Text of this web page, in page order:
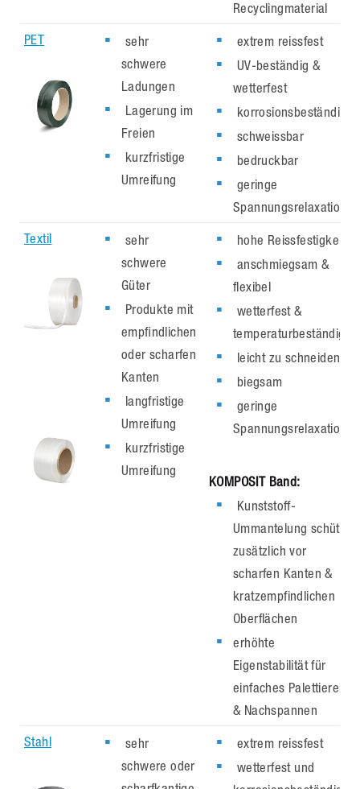
Recyclingmaterial
PET
sehr
schwere
Ladungen
Lagerung im
Freien
kurzfristige
Umreifung
extrem reissfest
UV-beständig &
wetterfest
korrosionsbeständig
schweissbar
bedruckbar
geringe
Spannungsrelaxation*
Textil
sehr
schwere
Güter
Produkte mit
empﬁndlichen
oder scharfen
Kanten
langfristige
Umreifung
kurzfristige
Umreifung
hohe Reissfestigkeit
anschmiegsam &
flexibel
wetterfest &
temperaturbeständig
leicht zu schneiden
biegsam
geringe
Spannungsrelaxation*
KOMPOSIT Band:
Kunststoff-
Ummantelung schützt
zusätzlich vor
scharfen Kanten &
kratzempfindlichen
Oberflächen
erhöhte
Eigenstabilität für
einfaches Palettieren
& Nachspannen
Stahl
sehr
schwere oder
extrem reissfest
wetterfest und